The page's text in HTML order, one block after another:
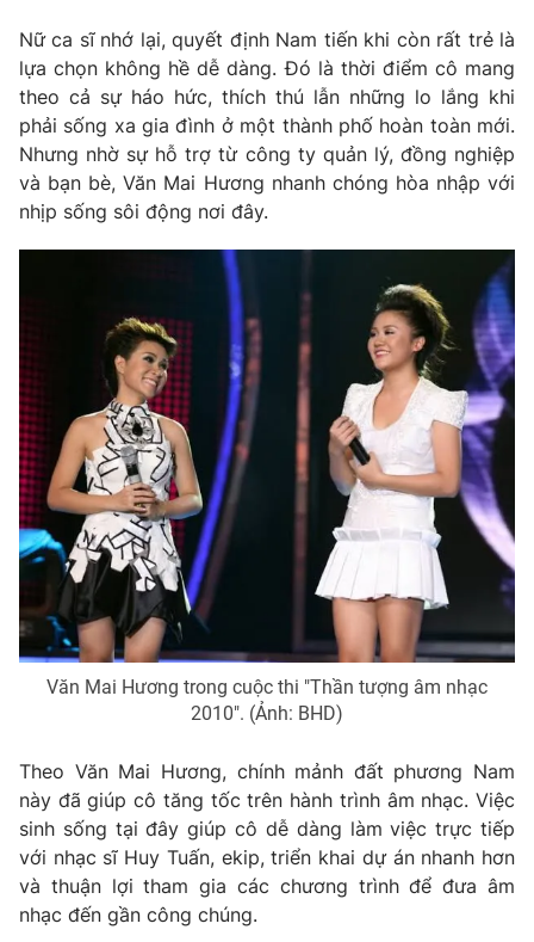
Nữ ca sĩ nhớ lại, quyết định Nam tiến khi còn rất trẻ là
lựa chọn không hề dễ dàng. Đó là thời điểm cô mang
theo cả sự háo hức, thích thú lẫn những lo lắng khi
phải sống xa gia đình ở một thành phố hoàn toàn mới.
Nhưng nhờ sự hỗ trợ từ công ty quản lý, đồng nghiệp
và bạn bè, Văn Mai Hương nhanh chóng hòa nhập với
nhịp sống sôi động nơi đây.
Văn Mai Hương trong cuộc thi "Thần tượng âm nhạc
2010". (Ảnh: BHD)
Theo Văn Mai Hương, chính mảnh đất phương Nam
này đã giúp cô tăng tốc trên hành trình âm nhạc. Việc
sinh sống tại đây giúp cô dễ dàng làm việc trực tiếp
với nhạc sĩ Huy Tuấn, ekip, triển khai dự án nhanh hơn
và thuận lợi tham gia các chương trình để đưa âm
nhạc đến gần công chúng.